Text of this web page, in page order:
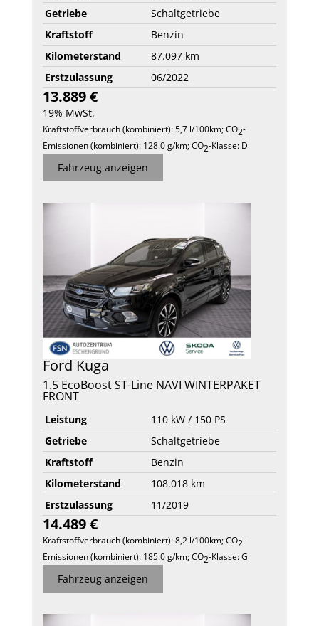
Getriebe
Schaltgetriebe
Kraftstoff
Benzin
Kilometerstand
87.097 km
Erstzulassung
06/2022
13.889 €
19% MwSt.
Kraftstoffverbrauch (kombiniert):5,7 l/100km;CO2-
Emissionen (kombiniert): 128.0 g/km;CO2-Klasse: D
Fahrzeug anzeigen
Ford Kuga
1.5 EcoBoost ST-Line NAVI WINTERPAKET
FRONT
Leistung
110 kW / 150 PS
Getriebe
Schaltgetriebe
Kraftstoff
Benzin
Kilometerstand
108.018 km
Erstzulassung
11/2019
14.489 €
Kraftstoffverbrauch (kombiniert):8,2 l/100km;CO2-
Emissionen (kombiniert): 185.0 g/km;CO2-Klasse:G
Fahrzeug anzeigen